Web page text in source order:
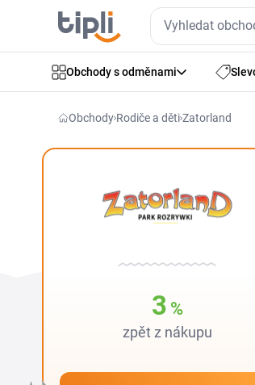
Obchody s odměnami
Obchody Rodiče a dětiZatorland
3 %
zpět z nákupu